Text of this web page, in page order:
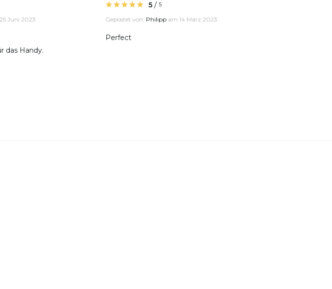
Juni 2023
das Handy.
5 /5
Gepostet von: Philipp am 14 März 2023
Perfect